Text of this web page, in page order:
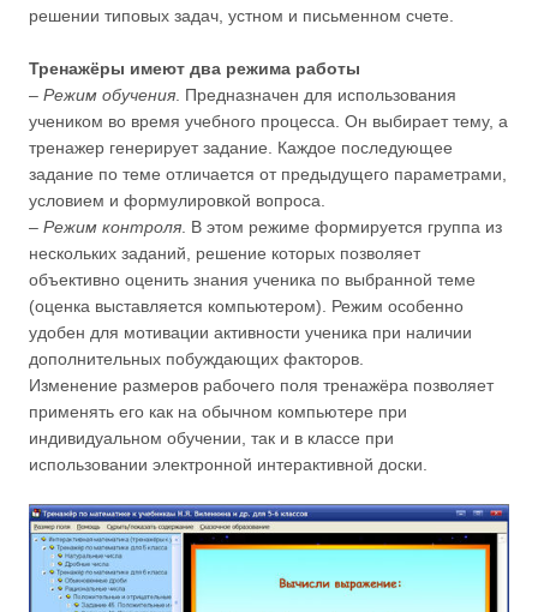
решении типовых задач, устном и письменном счете.
Тренажёры имеют два режима работы
– Режим обучения . Предназначен для использования
учеником во время учебного процесса. Он выбирает тему, а
тренажер генерирует задание. Каждое последующее
задание по теме отличается от предыдущего параметрами,
условием и формулировкой вопроса.
– Режим контроля . В этом режиме формируется группа из
нескольких заданий, решение которых позволяет
объективно оценить знания ученика по выбранной теме
(оценка выставляется компьютером). Режим особенно
удобен для мотивации активности ученика при наличии
дополнительных побуждающих факторов.
Изменение размеров рабочего поля тренажёра позволяет
применять его как на обычном компьютере при
индивидуальном обучении, так и в классе при
использовании электронной интерактивной доски.